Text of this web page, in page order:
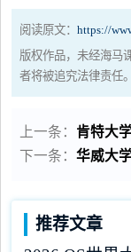
阅读原文：https://
版权作品，未经海马
者将被追究法律责任。
上一条： 肯特大
下一条：华威大
推荐文章